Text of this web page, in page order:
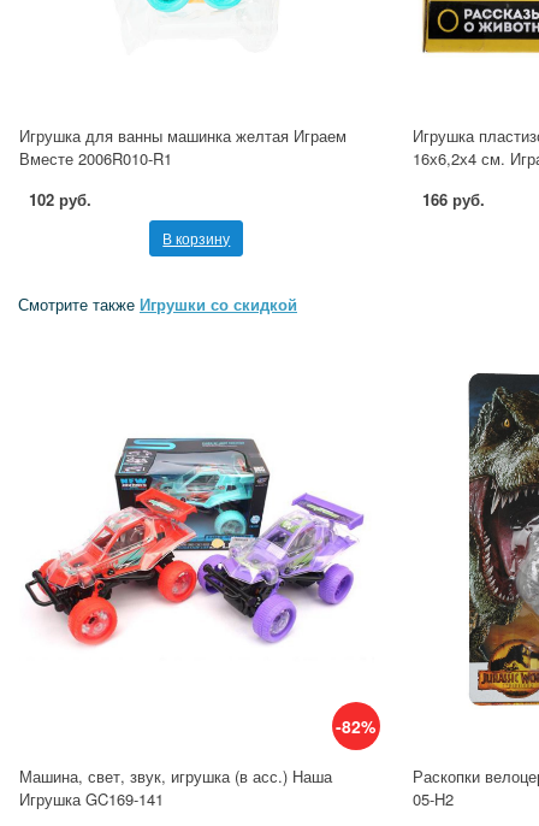
Игрушка для ванны машинка желтая Играем
Вместе 2006R010-R1
102 руб.
В корзину
Игрушка
16х6,2х4 см.
166 руб.
Смотрите также Игрушки со скидкой
-82%
Машина, свет, звук, игрушка (в асс.) Наша
Игрушка GC169-141
Раскопки
05-H2